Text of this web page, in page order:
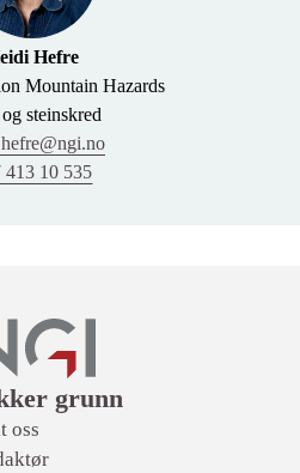
Hefre
Mountain Hazards
steinskred
413 10 535
grunn
Lenker
oss